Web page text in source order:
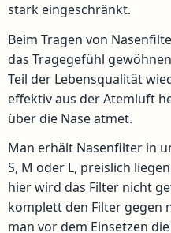
stark eingeschränkt.
Beim Tragen von
das Tragegefühl
Teil der Lebensqualität
effektiv aus der Atemluft
über die Nase atmet.
Man erhält Nasenfilter in
S, M oder L, preislich
hier wird das Filter nicht
komplett den Filter gegen
man vor dem Einsetzen